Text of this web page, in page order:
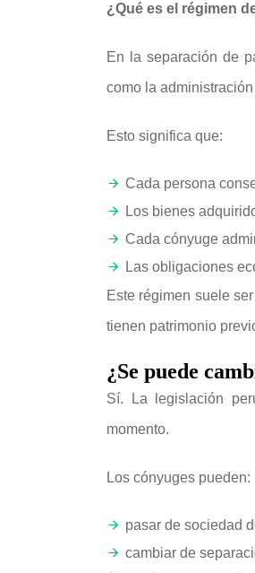
¿Qué es el régimen
En la separación de
como la
Esto significa que:
Cada persona
Los bienes
Cada cónyuge
Las obligaciones
Este régimen suele
tienen patrimonio
¿Se puede
Sí. La legislación
momento.
Los cónyuges pueden:
pasar de sociedad
cambiar de